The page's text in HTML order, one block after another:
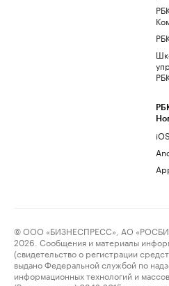
iOS
© ООО «БИЗНЕСПРЕСС», АО
2026. Сообщения и материалы
(свидетельство о регистрации
выдано Федеральной службой по
информационных технологий и